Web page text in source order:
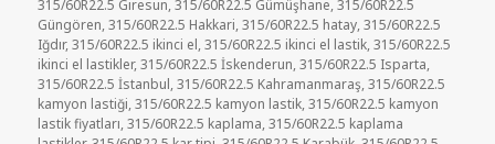
315/60R22.5 Giresun ,315/60R22.5 Gümüşhane ,315/60R22.5
Güngören ,315/60R22.5 Hakkari ,315/60R22.5 hatay ,315/60R22.5
Iğdır,315/60R22.5 ikinci el ,315/60R22.5 ikinci el lastik ,315/60R22.5
ikinci el lastikler,315/60R22.5 İskenderun ,315/60R22.5 Isparta
315/60R22.5 İstanbul ,315/60R22.5 Kahramanmaraş ,315/60R22.5
kamyon lastiği ,315/60R22.5 kamyon lastik ,315/60R22.5 kamyon
lastik fiyatları ,315/60R22.5 kaplama ,315/60R22.5 kaplama